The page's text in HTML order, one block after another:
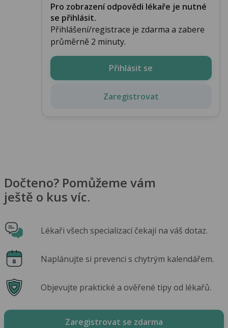
Pro zobrazení odpovědi lékaře je nutné
se přihlásit.
Přihlášení/registrace je zdarma a zabere
průměrně 2 minuty.
Přihlásit se
Zaregistrovat
Dočteno? Pomůžeme vám
ještě o kus víc.
Lékaři všech specializací čekají na váš dotaz.
Naplánujte si prevenci s chytrým kalendářem.
Objevujte praktické a ověřené tipy od lékařů.
Zaregistrovat se zdarma